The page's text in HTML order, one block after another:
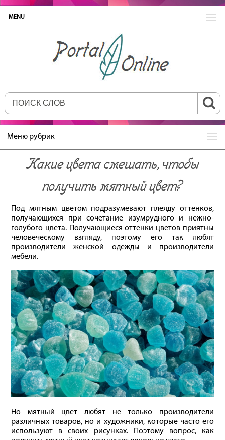
MENU
Меню рубрик
Какие цвета смешать, чтобы
получить мятный цвет?
Под мятным цветом подразумевают плеяду оттенков,
получающихся при сочетание изумрудного и нежно-
голубого цвета. Получающиеся оттенки цветов приятны
человеческому взгляду, поэтому его так любят
производители женской одежды и производители
мебели.
Но мятный цвет любят не только производители
различных товаров, но и художники, которые часто его
используют в своих рисунках. Поэтому вопрос, как